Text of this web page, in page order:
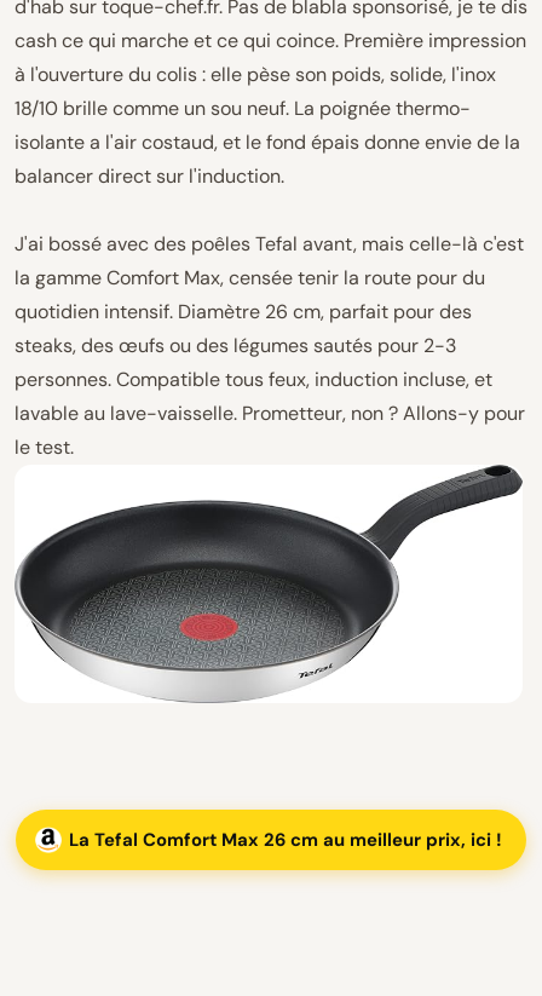
d'hab sur toque-chef.fr. Pas de blabla sponsorisé, je te dis
cash ce qui marche et ce qui coince. Première impression
à l'ouverture du colis : elle pèse son poids, solide, l'inox
18/10 brille comme un sou neuf. La poignée thermo-
isolante a l'air costaud, et le fond épais donne envie de la
balancer direct sur l'induction.
J'ai bossé avec des poêles Tefal avant, mais celle-là c'est
la gamme Comfort Max, censée tenir la route pour du
quotidien intensif. Diamètre 26 cm, parfait pour des
steaks, des œufs ou des légumes sautés pour 2-3
personnes. Compatible tous feux, induction incluse, et
lavable au lave-vaisselle. Prometteur, non ? Allons-y pour
le test.
La Tefal Comfort Max 26 cm au meilleur prix, ici !